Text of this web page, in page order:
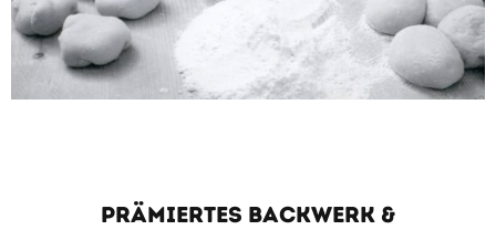
PRÄMIERTES BACKWERK &